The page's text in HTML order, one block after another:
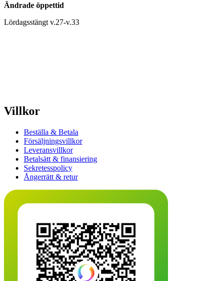
Ändrade öppettid
Lördagsstängt v.27-v.33
Villkor
Beställa & Betala
Försäljningsvillkor
Leveransvillkor
Betalsätt & finansiering
Sekretesspolicy
Ångerrätt & retur